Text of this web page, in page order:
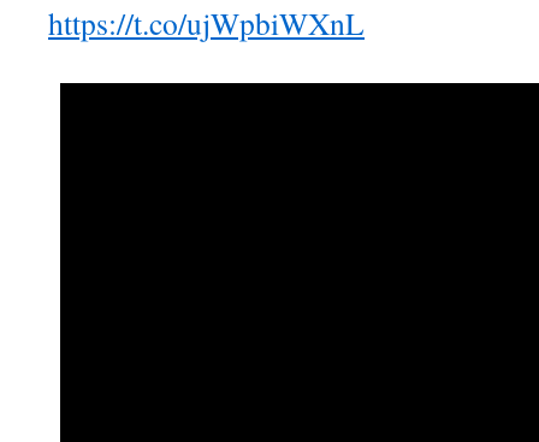
https://t.co/ujWpbiWXnL